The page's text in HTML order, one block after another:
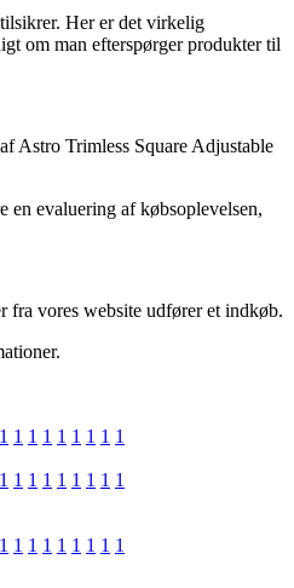
Her er det virkelig
om man efterspørger produkter til
Astro Trimless Square Adjustable
en evaluering af købsoplevelsen,
fra vores website udfører et indkøb.
1 1 1 1 1 1 1 1 1
1 1 1 1 1 1 1 1 1
1 1 1 1 1 1 1 1 1